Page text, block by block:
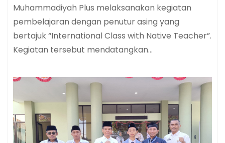
Muhammadiyah Plus melaksanakan kegiatan
pembelajaran dengan penutur asing yang
bertajuk “International Class with Native Teacher”.
Kegiatan tersebut mendatangkan…